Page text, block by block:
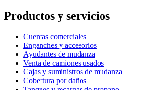
Productos y servicios
Cuentas comerciales
Enganches y accesorios
Ayudantes de mudanza
Venta de camiones usados
Cajas y suministros de mudanza
Cobertura por daños